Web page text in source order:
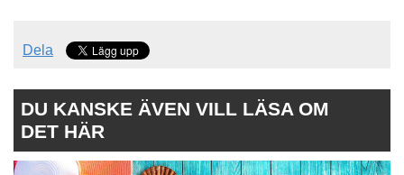
Dela
DU KANSKE ÄVEN VILL LÄSA OM
DET HÄR